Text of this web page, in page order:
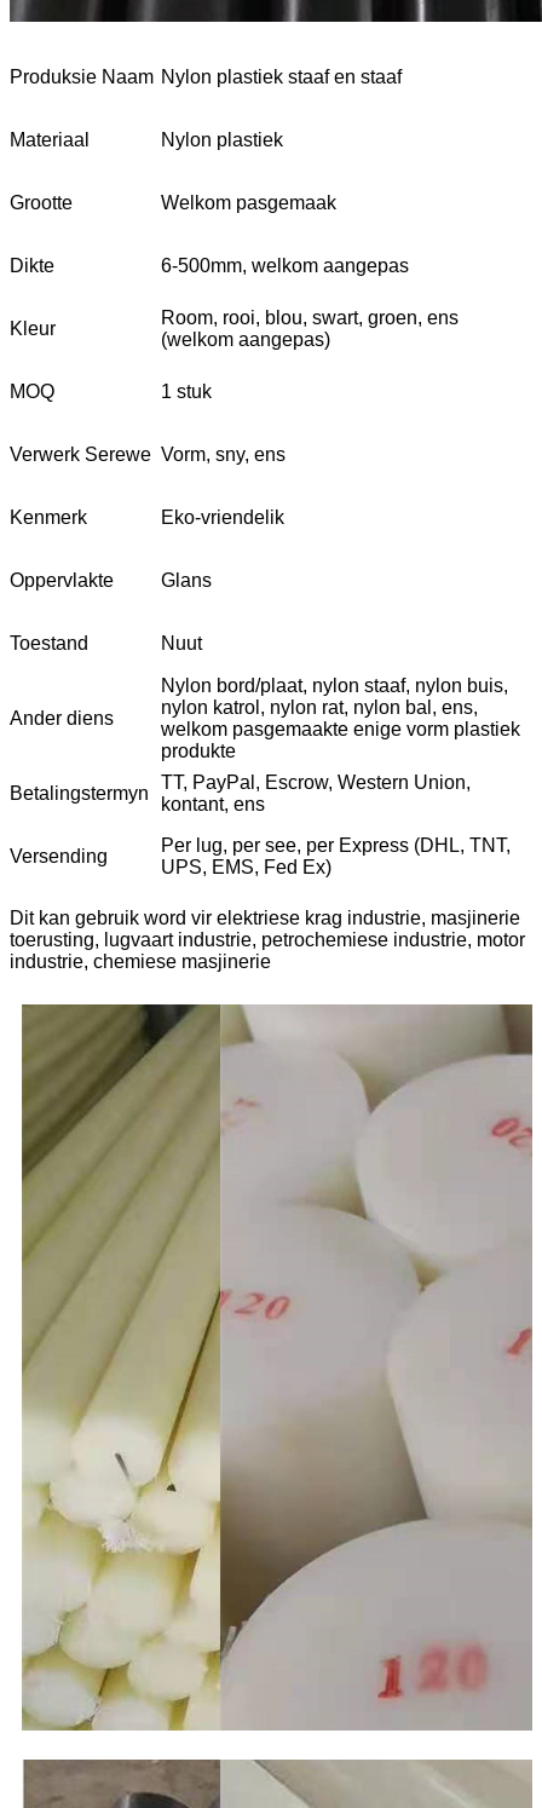
Produksie Naam Nylon plastiek staaf en staaf
Materiaal Nylon plastiek
Grootte Welkom pasgemaak
Dikte 6-500mm, welkom aangepas
Kleur
Room, rooi, blou, swart, groen, ens
(welkom aangepas)
MOQ 1 stuk
Verwerk Serewe Vorm, sny, ens
Kenmerk Eko-vriendelik
Oppervlakte Glans
Toestand Nuut
Ander diens
Nylon bord/plaat, nylon staaf, nylon buis,
nylon katrol, nylon rat, nylon bal, ens,
welkom pasgemaakte enige vorm plastiek
produkte
Betalingstermyn
TT, PayPal, Escrow, Western Union,
kontant, ens
Versending
Per lug, per see, per Express (DHL, TNT,
UPS, EMS, Fed Ex)
Dit kan gebruik word vir elektriese krag industrie, masjinerie
toerusting, lugvaart industrie, petrochemiese industrie, motor
industrie, chemiese masjinerie